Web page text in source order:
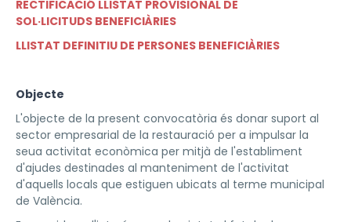
RECTIFICACIÓ LLISTAT PROVISIONAL DE
SOL·LICITUDS BENEFICIÀRIES
LLISTAT DEFINITIU DE PERSONES BENEFICIÀRIES
Objecte
L'objecte de la present convocatòria és donar suport al
sector empresarial de la restauració per a impulsar la
seua activitat econòmica per mitjà de l'establiment
d'ajudes destinades al manteniment de l'activitat
d'aquells locals que estiguen ubicats al terme municipal
de València.